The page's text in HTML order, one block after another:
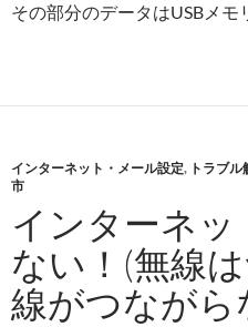
その部分のデータはUSBメモ
インターネット・メール設定, トラブル
市
インターネッ
ない！(無線
線がつながら